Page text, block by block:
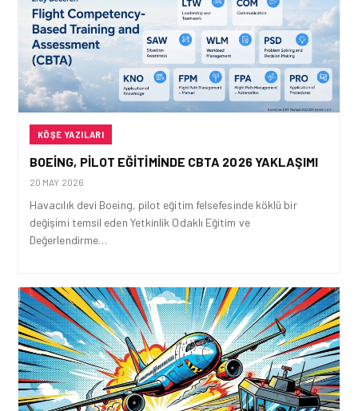
KÖŞE YAZILARI
BOEING, PILOT EĞITIMINDE CBTA 2026 YAKLAŞIMI
20 MAY 2026
Havacılık devi Boeing, pilot eğitim felsefesinde köklü bir
değişimi temsil eden Yetkinlik Odaklı Eğitim ve
Değerlendirme…